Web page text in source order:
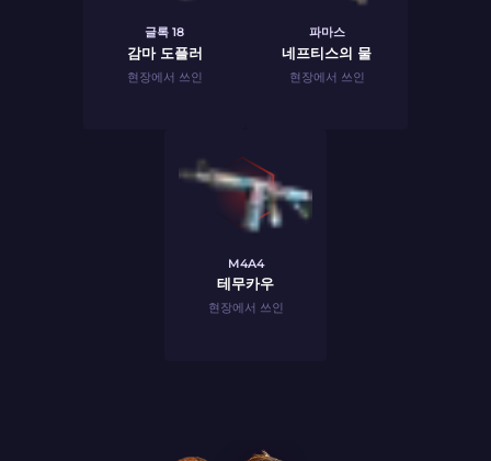
글록 18
감마 도플러
현장에서 쓰인
파마스
네프티스의 물
현장에서 쓰인
M4A4
테무카우
현장에서 쓰인